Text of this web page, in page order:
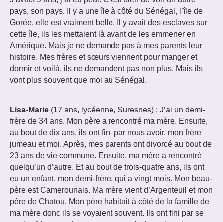
pays, son pays. Il y a une île à côté du Sénégal, l’île de
Gorée, elle est vraiment belle. Il y avait des esclaves sur
cette île, ils les mettaient là avant de les emmener en
Amérique. Mais je ne demande pas à mes parents leur
histoire. Mes frères et sœurs viennent pour manger et
dormir et voilà, ils ne demandent pas non plus. Mais ils
vont plus souvent que moi au Sénégal.
Lisa-Marie (17 ans, lycéenne, Suresnes) : J’ai un demi-
frère de 34 ans. Mon père a rencontré ma mère. Ensuite,
au bout de dix ans, ils ont fini par nous avoir, mon frère
jumeau et moi. Après, mes parents ont divorcé au bout de
23 ans de vie commune. Ensuite, ma mère a rencontré
quelqu’un d’autre. Et au bout de trois-quatre ans, ils ont
eu un enfant, mon demi-frère, qui a vingt mois. Mon beau-
père est Camerounais. Ma mère vient d’Argenteuil et mon
père de Chatou. Mon père habitait à côté de la famille de
ma mère donc ils se voyaient souvent. Ils ont fini par se